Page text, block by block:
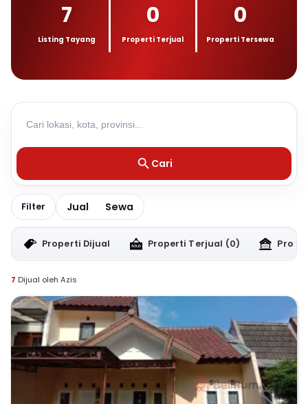
7
Listing Tayang
0
Properti Terjual
0
Properti Tersewa
Cari
Filter Jual Sewa
Properti Dijual Properti Terjual (0)
7 Dijual oleh Azis